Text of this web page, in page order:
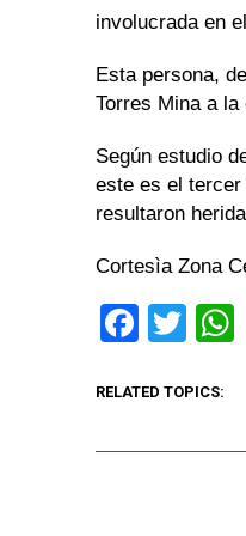
involucrada en
Esta persona,
Torres Mina a
Según estudio
este es el
resultaron
Cortesìa Zona
RELATED TOPICS: